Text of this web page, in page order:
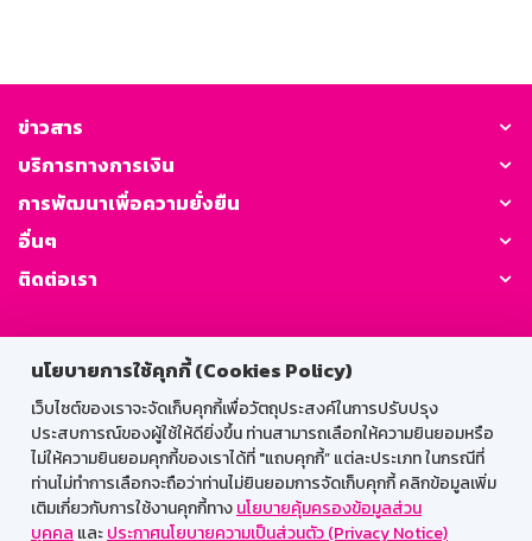
นโยบายการใช้คุกกี้ (Cookies Policy)
เว็บไซต์ของเราจะจัดเก็บคุกกี้เพื่อวัตถุประสงค์ในการปรับปรุง
ประสบการณ์ของผู้ใช้ให้ดียิ่งขึ้น ท่านสามารถเลือกให้ความยินยอมหรือ
ไม่ให้ความยินยอมคุกกี้ของเราได้ที่ "แถบคุกกี้” แต่ละประเภท ในกรณีที่
ท่านไม่ทำการเลือกจะถือว่าท่านไม่ยินยอมการจัดเก็บคุกกี้ คลิกข้อมูลเพิ่ม
เติมเกี่ยวกับการใช้งานคุกกี้ทางนโยบายคุ้มครองข้อมูลส่วน
บุคคล และประกาศนโยบายความเป็นส่วนตัว (Privacy Notice)
ข่าวสาร
บริการทางการเงิน
การพัฒนาเพื่อความยั่งยืน
อื่นๆ
ติดต่อเรา
GSB Society:
สำหรับพนักงาน
Web HR
GSB Wisdom
M-Search
เข้าสู่ระบบเน็ตเมล